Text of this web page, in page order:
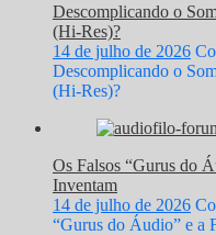
Descomplicando o
(Hi-Res)?
14 de julho de 2026
Descomplicando o
(Hi-Res)?
Os Falsos “Gurus do
Inventam
14 de julho de 2026
“Gurus do Áudio” e a